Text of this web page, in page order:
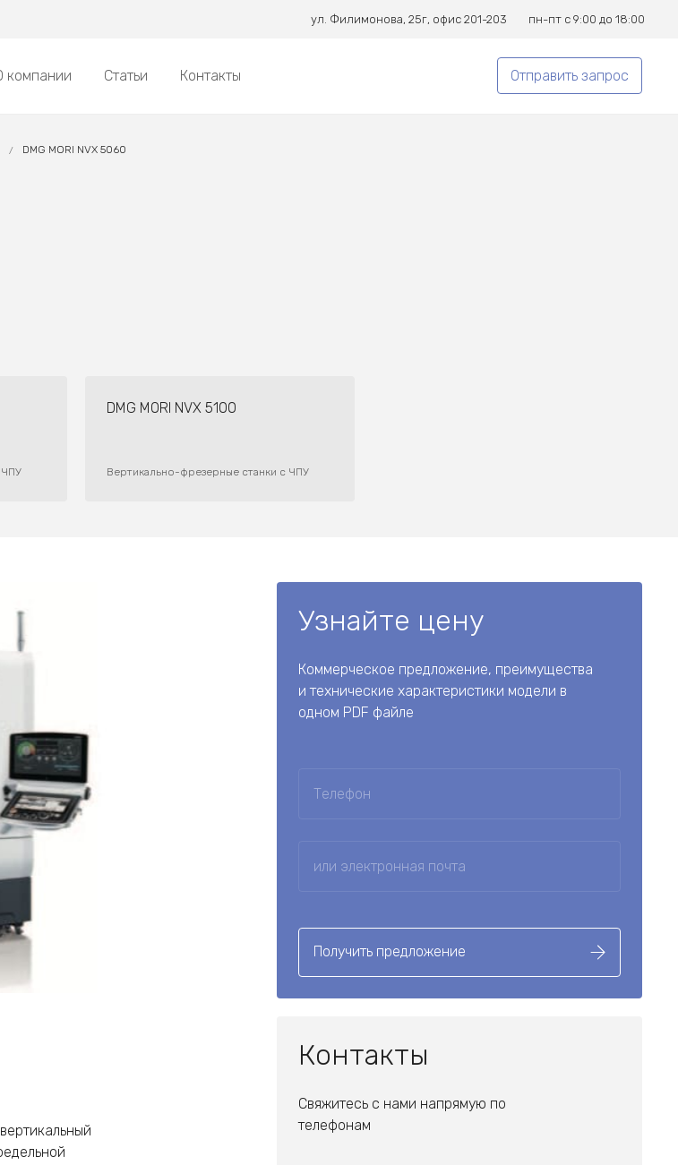
ул. Филимонова, 25г, офис 201-203 пн-пт с 9:00 до 18:00
компании Статьи Контакты Отправить запрос
DMG MORI NVX 5060
ЧПУ
DMG MORI NVX 5100
Вертикально-фрезерные станки с ЧПУ
Узнайте цену
Коммерческое предложение, преимущества
и технические характеристики модели в
одном PDF файле
Получить предложение
Контакты
Свяжитесь с нами напрямую по
телефонам